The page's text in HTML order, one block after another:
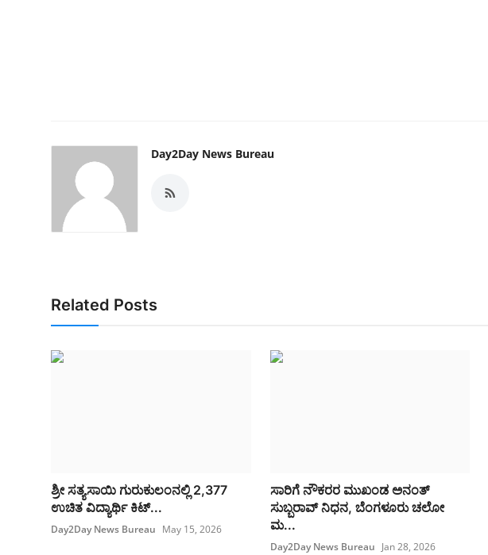
Day2Day News Bureau
Related Posts
ಶ್ರೀ ಸತ್ಯಸಾಯಿ ಗುರುಕುಲಂನಲ್ಲಿ 2,377
ಉಚಿತ ವಿದ್ಯಾರ್ಥಿ ಕಿಟ್‌...
Day2Day News Bureau May 15, 2026
ಸಾರಿಗೆ ನೌಕರರ ಮುಖಂಡ ಅನಂತ್
ಸುಬ್ಬರಾವ್ ನಿಧನ, ಬೆಂಗಳೂರು ಚಲೋ
ಮ...
Day2Day News Bureau Jan 28, 2026